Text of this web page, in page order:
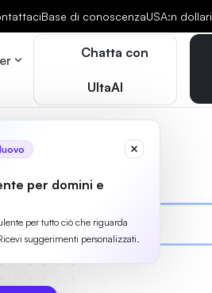
Base di conoscenzaUSA:n dollari
Chatta con
UltaAI
per domini e
per tutto ciò che riguarda
suggerimenti personalizzati.